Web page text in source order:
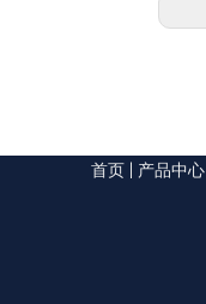
首页 产品中心